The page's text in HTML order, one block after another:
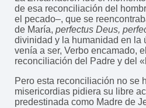
de esa reconciliación del
el pecado–, que se
de María, perfectus Deus,
divinidad y la humanidad en la
venía a ser, Verbo encamado,
reconciliación del Padre y del
Pero esta reconciliación no se
misericordias pidiera su libre
predestinada como Madre de